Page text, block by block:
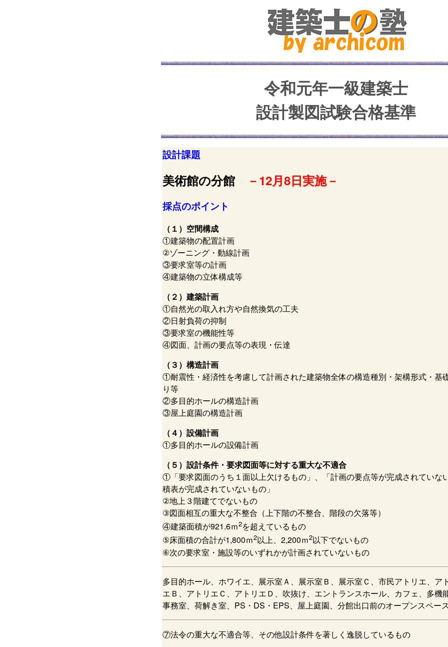
令和元年一級建築士
設計製図試験合格基準
設計課題
美術館の分館 －12月8日実施－
採点のポイント
（１）空間構成
①建築物の配置計画
②ゾーニング・動線計画
③要求室等の計画
④建築物の立体構成等
（２）建築計画
①自然光の取入れ方や自然換気の工夫
②日射負荷の抑制
③要求室の機能性等
④図面、計画の要点等の表現・伝達
（３）構造計画
①耐震性・経済性を考慮して計画された建築物全体の構造種別・架構形式・基
り等
②多目的ホールの構造計画
③屋上庭園の構造計画
（４）設備計画
①多目的ホールの設備計画
（５）設計条件・要求図面等に対する重大な不適合
①「要求図面のうち１面以上欠けるもの」、「計画の要点等が完成されていな
積表が完成されていないもの」
②地上３階建てでないもの
③図面相互の重大な不整合（上下階の不整合、階段の欠落等）
④建築面積が921.6ｍ2を超えているもの
⑤床面積の合計が1,800ｍ2以上、2,200ｍ2以下でないもの
⑥次の要求室・施設等のいずれかが計画されていないもの
多目的ホール、ホワイエ、展示室Ａ、展示室Ｂ、展示室Ｃ、市民アトリエ、ア
エＢ、アトリエＣ、アトリエＤ、吹抜け、エントランスホール、カフェ、多機
事務室、荷解き室、PS・DS・EPS、屋上庭園、分館出口前のオープンスペース
⑦法令の重大な不適合等、その他設計条件を著しく逸脱しているもの